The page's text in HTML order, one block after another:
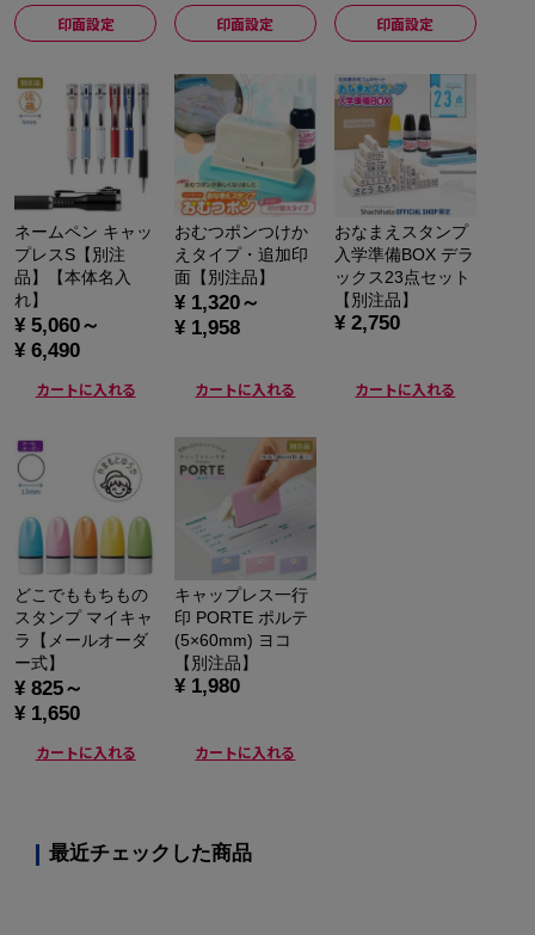
印面設定 印面設定 印面設定
ネームペン キャッ
プレスS【別注
品】【本体名入
れ】
¥ 5,060～
¥ 6,490
カートに入れる
おむつポンつけか
えタイプ・追加印
面【別注品】
¥ 1,320～
¥ 1,958
カートに入れる
おなまえスタンプ
入学準備BOX デラ
ックス23点セット
【別注品】
¥ 2,750
カートに入れる
どこでももちもの
スタンプ マイキャ
ラ【メールオーダ
ー式】
¥ 825～
¥ 1,650
カートに入れる
キャップレス一行
印 PORTE ポルテ
(5×60mm) ヨコ
【別注品】
¥ 1,980
カートに入れる
最近チェックした商品